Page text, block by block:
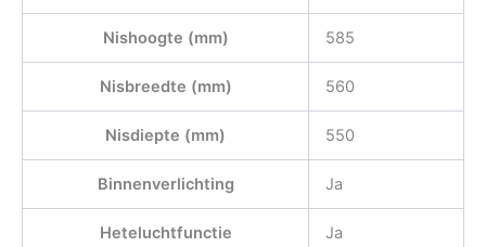
Nishoogte (mm) 585
Nisbreedte (mm) 560
Nisdiepte (mm) 550
Binnenverlichting Ja
Heteluchtfunctie Ja